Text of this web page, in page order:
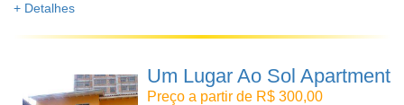
+ Detalhes
Um Lugar Ao Sol Apartment
Preço a partir de R$ 300,00